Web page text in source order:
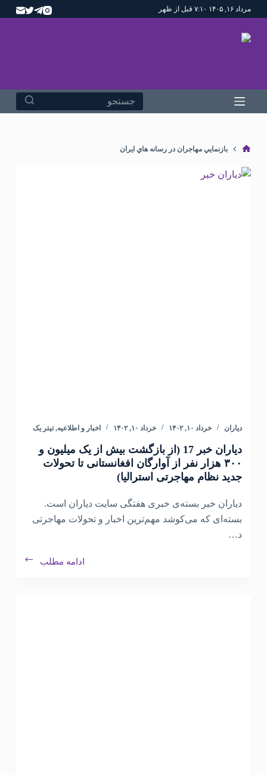
م
مرداد ۱۶, ۱۴۰۵ ۷:۱۰ قبل از ظهر
بازنمايي مهاجران در رسانه هاي ايران
دیاران خرداد ۱۰, ۱۴۰۲ خرداد ۱۰, ۱۴۰۲ اخبار و اطلاعیه,تیتر یک
دیاران خبر 17 (از بازگشت بیش از یک میلیون و
۳۰۰ هزار نفر از آوارگان افغانستانی تا تحولات
جدید نظام مهاجرتی استرالیا)
دیاران خبر بسته‌ی خبری هفتگی سایت دیاران است.
بسته‌ای که می‌کوشد مهم‌ترین اخبار و تحولات مهاجرتی
د…
ادامه مطلب